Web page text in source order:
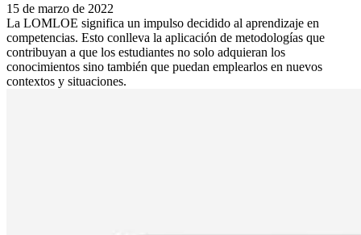
15 de marzo de 2022
La LOMLOE significa un impulso decidido al aprendizaje en
competencias. Esto conlleva la aplicación de metodologías que
contribuyan a que los estudiantes no solo adquieran los
conocimientos sino también que puedan emplearlos en nuevos
contextos y situaciones.